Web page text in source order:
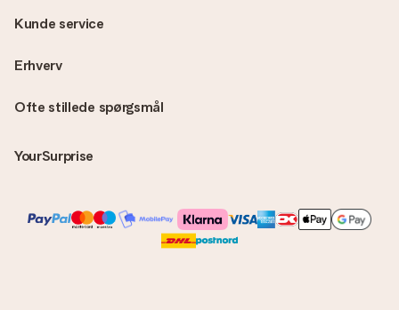
Ofte stillede spørgsmål
YourSurprise
Kunde service
Erhverv